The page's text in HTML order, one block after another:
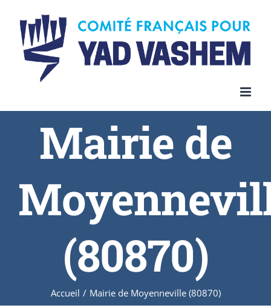
content
Mairie de
(80870)
Accueil / Mairie de Moyenneville (80870)